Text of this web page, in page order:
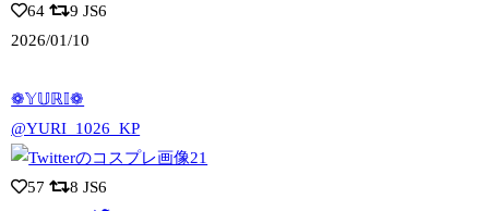
64 9 JS6
2026/01/10
❁𝕐𝕌ℝ𝕀❁
@YURI_1026_KP
57 8 JS6